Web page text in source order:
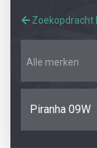
Zoekopdracht
Alle merken
Piranha 09W